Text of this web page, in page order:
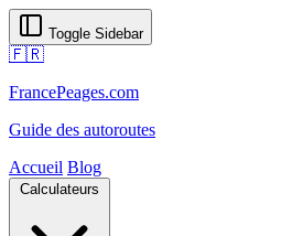
Toggle Sidebar
🇫🇷
FrancePeages.com
Guide des autoroutes
Accueil Blog
Calculateurs